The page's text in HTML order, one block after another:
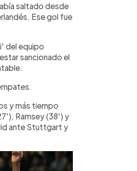
saltado desde
Ese gol fue
del equipo
sancionado el
y más tiempo
Ramsey (38') y
ante Stuttgart y